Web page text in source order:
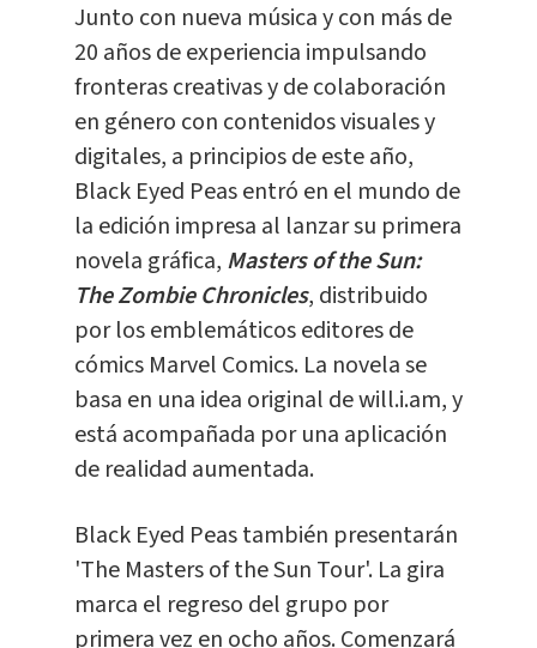
Junto con nueva música y con más de
20 años de experiencia impulsando
fronteras creativas y de colaboración
en género con contenidos visuales y
digitales, a principios de este año,
Black Eyed Peas entró en el mundo de
la edición impresa al lanzar su primera
novela gráfica, Masters of the Sun:
The Zombie Chronicles, distribuido
por los emblemáticos editores de
cómics Marvel Comics. La novela se
basa en una idea original de will.i.am, y
está acompañada por una aplicación
de realidad aumentada.
Black Eyed Peas también presentarán
'The Masters of the Sun Tour'. La gira
marca el regreso del grupo por
primera vez en ocho años. Comenzará